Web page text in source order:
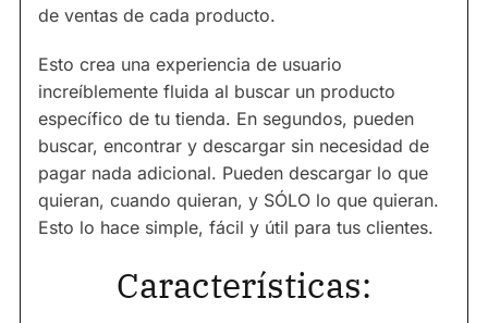
de ventas de cada producto.
Esto crea una experiencia de usuario
increíblemente fluida al buscar un producto
específico de tu tienda. En segundos, pueden
buscar, encontrar y descargar sin necesidad de
pagar nada adicional. Pueden descargar lo que
quieran, cuando quieran, y SÓLO lo que quieran.
Esto lo hace simple, fácil y útil para tus clientes.
Características: